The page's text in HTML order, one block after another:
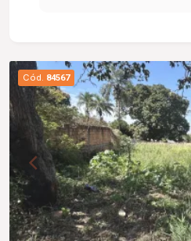
Cód. 84567